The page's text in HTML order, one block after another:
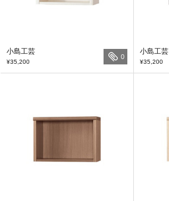
小島工芸
¥35,200
0
小島工芸
¥35,200